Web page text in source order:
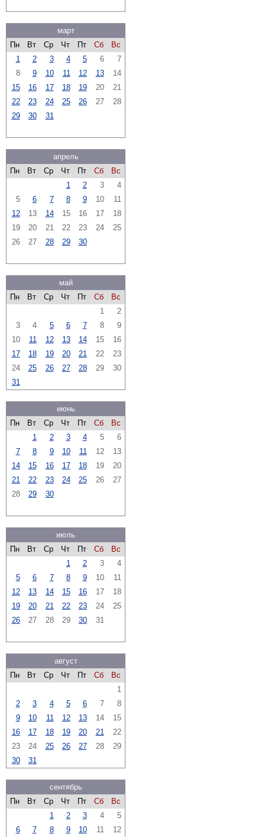
март
Пн
Вт Ср Чт Пт Сб
Вс
1
2 3 4 5 6
7
8
9 10 11 12 13
14
15
16 17 18 19 20
21
22
23 24 25 26 27
28
29
30 31
апрель
Пн
Вт Ср Чт Пт Сб
Вс
1
2 3
4
5
6 7 8 9 10
11
12
13 14 15 16 17
18
19
20 21 22 23 24
25
26
27 28 29 30
май
Пн
Вт Ср Чт Пт Сб
Вс
1
2
3
4 5 6 7 8
9
10
11 12 13 14 15
16
17
18 19 20 21 22
23
24
25 26 27 28 29
30
31
июнь
Пн
Вт Ср Чт Пт Сб
Вс
1
2 3 4 5
6
7
8 9 10 11 12
13
14
15 16 17 18 19
20
21
22 23 24 25 26
27
28
29 30
июль
Пн
Вт Ср Чт Пт Сб
Вс
1
2 3
4
5
6 7 8 9 10
11
12
13 14 15 16 17
18
19
20 21 22 23 24
25
26
27 28 29 30 31
август
Пн
Вт Ср Чт Пт Сб
Вс
1
2
3 4 5 6 7
8
9
10 11 12 13 14
15
16
17 18 19 20 21
22
23
24 25 26 27 28
29
30
31
сентябрь
Пн
Вт Ср Чт Пт Сб
Вс
1
2 3 4
5
6
7 8 9 10 11
12